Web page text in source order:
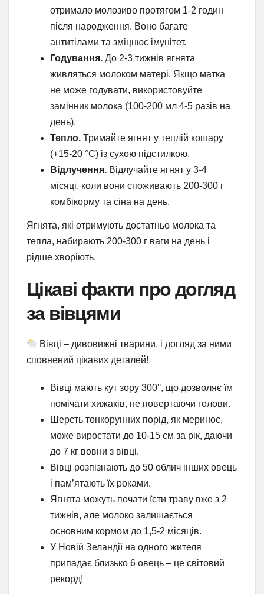
отримало молозиво протягом 1-2 годин
після народження. Воно багате
антитілами та зміцнює імунітет.
Годування. До 2-3 тижнів ягнята
живляться молоком матері. Якщо матка
не може годувати, використовуйте
замінник молока (100-200 мл 4-5 разів на
день).
Тепло. Тримайте ягнят у теплій кошару
(+15-20 °C) із сухою підстилкою.
Відлучення. Відлучайте ягнят у 3-4
місяці, коли вони споживають 200-300 г
комбікорму та сіна на день.
Ягнята, які отримують достатньо молока та
тепла, набирають 200-300 г ваги на день і
рідше хворіють.
Цікаві факти про догляд
за вівцями
Вівці – дивовижні тварини, і догляд за ними
сповнений цікавих деталей!
Вівці мають кут зору 300°, що дозволяє їм
помічати хижаків, не повертаючи голови.
Шерсть тонкорунних порід, як меринос,
може виростати до 10-15 см за рік, даючи
до 7 кг вовни з вівці.
Вівці розпізнають до 50 облич інших овець
і пам’ятають їх роками.
Ягнята можуть почати їсти траву вже з 2
тижнів, але молоко залишається
основним кормом до 1,5-2 місяців.
У Новій Зеландії на одного жителя
припадає близько 6 овець – це світовий
рекорд!